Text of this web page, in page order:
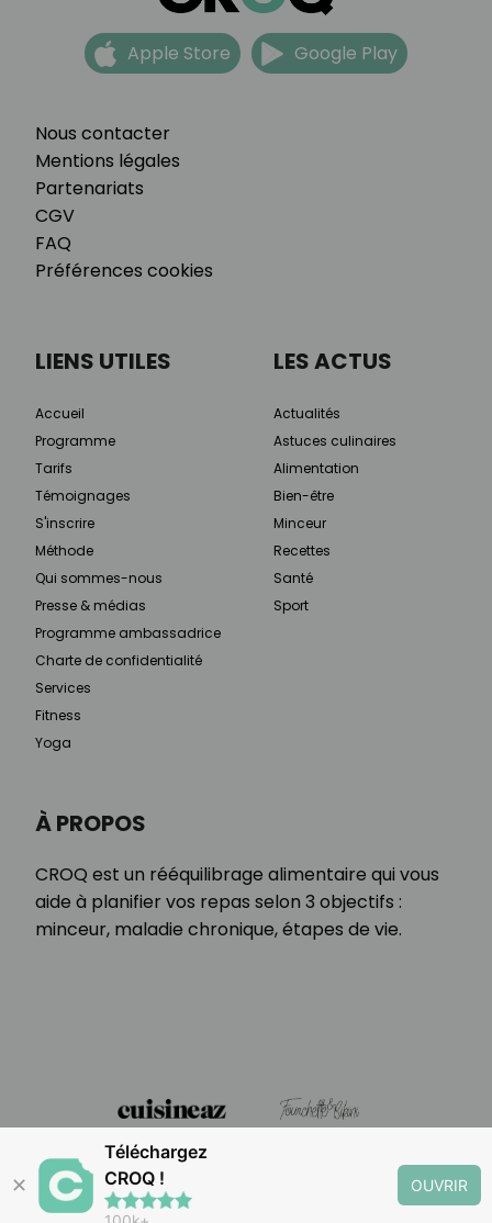
Nous contacter
Mentions légales
Partenariats
CGV
FAQ
Préférences cookies
Apple Store Google Play
À PROPOS
CROQ est un rééquilibrage alimentaire qui vous
aide à planifier vos repas selon 3 objectifs :
minceur, maladie chronique, étapes de vie.
LIENS UTILES
Accueil
Programme
Tarifs
Témoignages
S'inscrire
Méthode
Qui sommes-nous
Presse & médias
Programme ambassadrice
Charte de confidentialité
Services
Fitness
Yoga
LES ACTUS
Actualités
Astuces culinaires
Alimentation
Bien-être
Minceur
Recettes
Santé
Sport
✕
Téléchargez
CROQ !
OUVRIR